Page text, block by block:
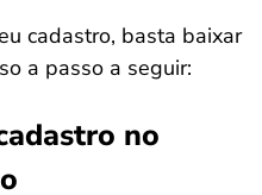
cadastro, basta baixar
a passo a seguir:
no